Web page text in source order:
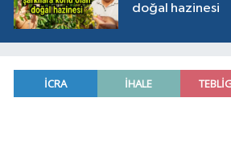
doğal hazinesi